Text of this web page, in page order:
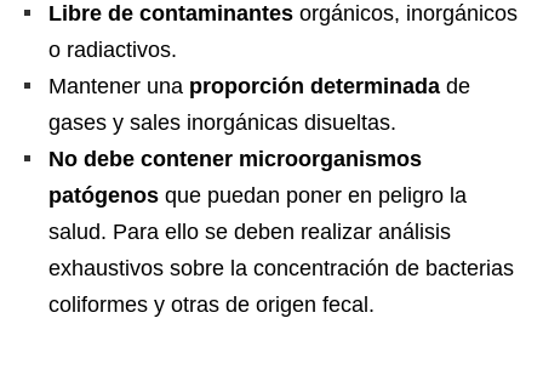
Libre de contaminantes orgánicos, inorgánicos
o radiactivos.
Mantener una proporción determinada de
gases y sales inorgánicas disueltas.
No debe contener microorganismos
patógenos que puedan poner en peligro la
salud. Para ello se deben realizar análisis
exhaustivos sobre la concentración de bacterias
coliformes y otras de origen fecal.